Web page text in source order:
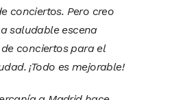
conciertos. Pero creo
saludable escena
conciertos para el
¡Todo es mejorable!